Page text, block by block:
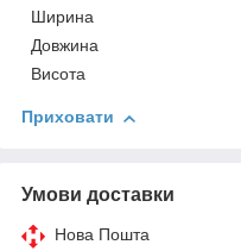
Ширина
Довжина
Висота
Приховати
Умови доставки
Нова Пошта